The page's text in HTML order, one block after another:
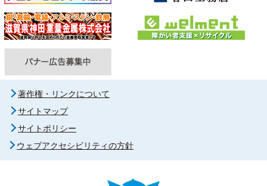
著作権・リンクについて
サイトマップ
サイトポリシー
ウェブアクセシビリティの方針